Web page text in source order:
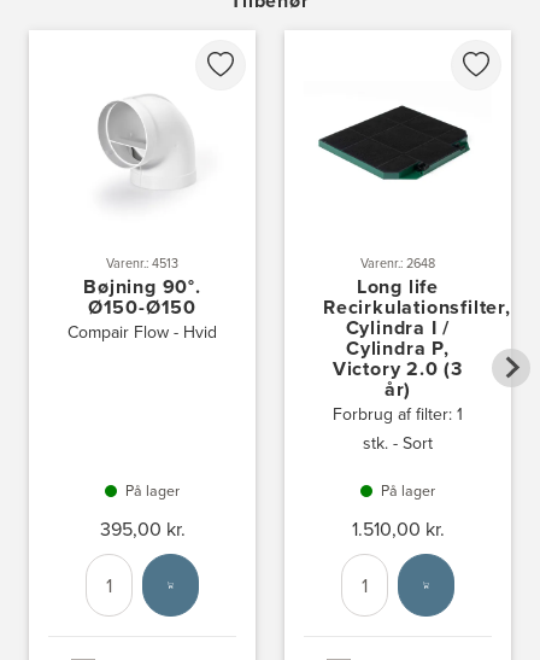
Varenr.: 4513
Bøjning 90°.
Ø150-Ø150
Compair Flow - Hvid
På lager
395,00 kr.
Antal
Vælg enhed
Varenr.: 2648
Long life
Recirkulationsfilter,
Cylindra I /
Cylindra P,
Victory 2.0 (3
år)
Forbrug af filter: 1
stk. - Sort
På lager
1.510,00 kr.
Antal
Vælg enhed